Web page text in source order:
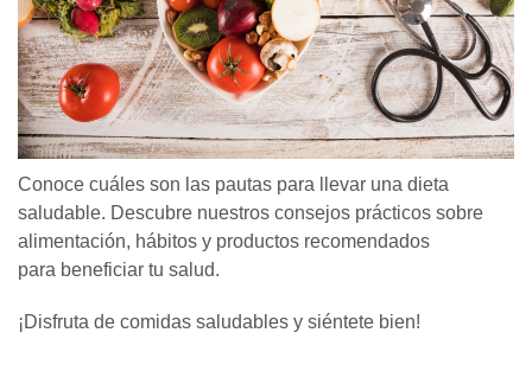
Conoce cuáles son las pautas para llevar una dieta
saludable. Descubre nuestros consejos prácticos sobre
alimentación, hábitos y productos recomendados
para beneficiar tu salud.
¡Disfruta de comidas saludables y siéntete bien!